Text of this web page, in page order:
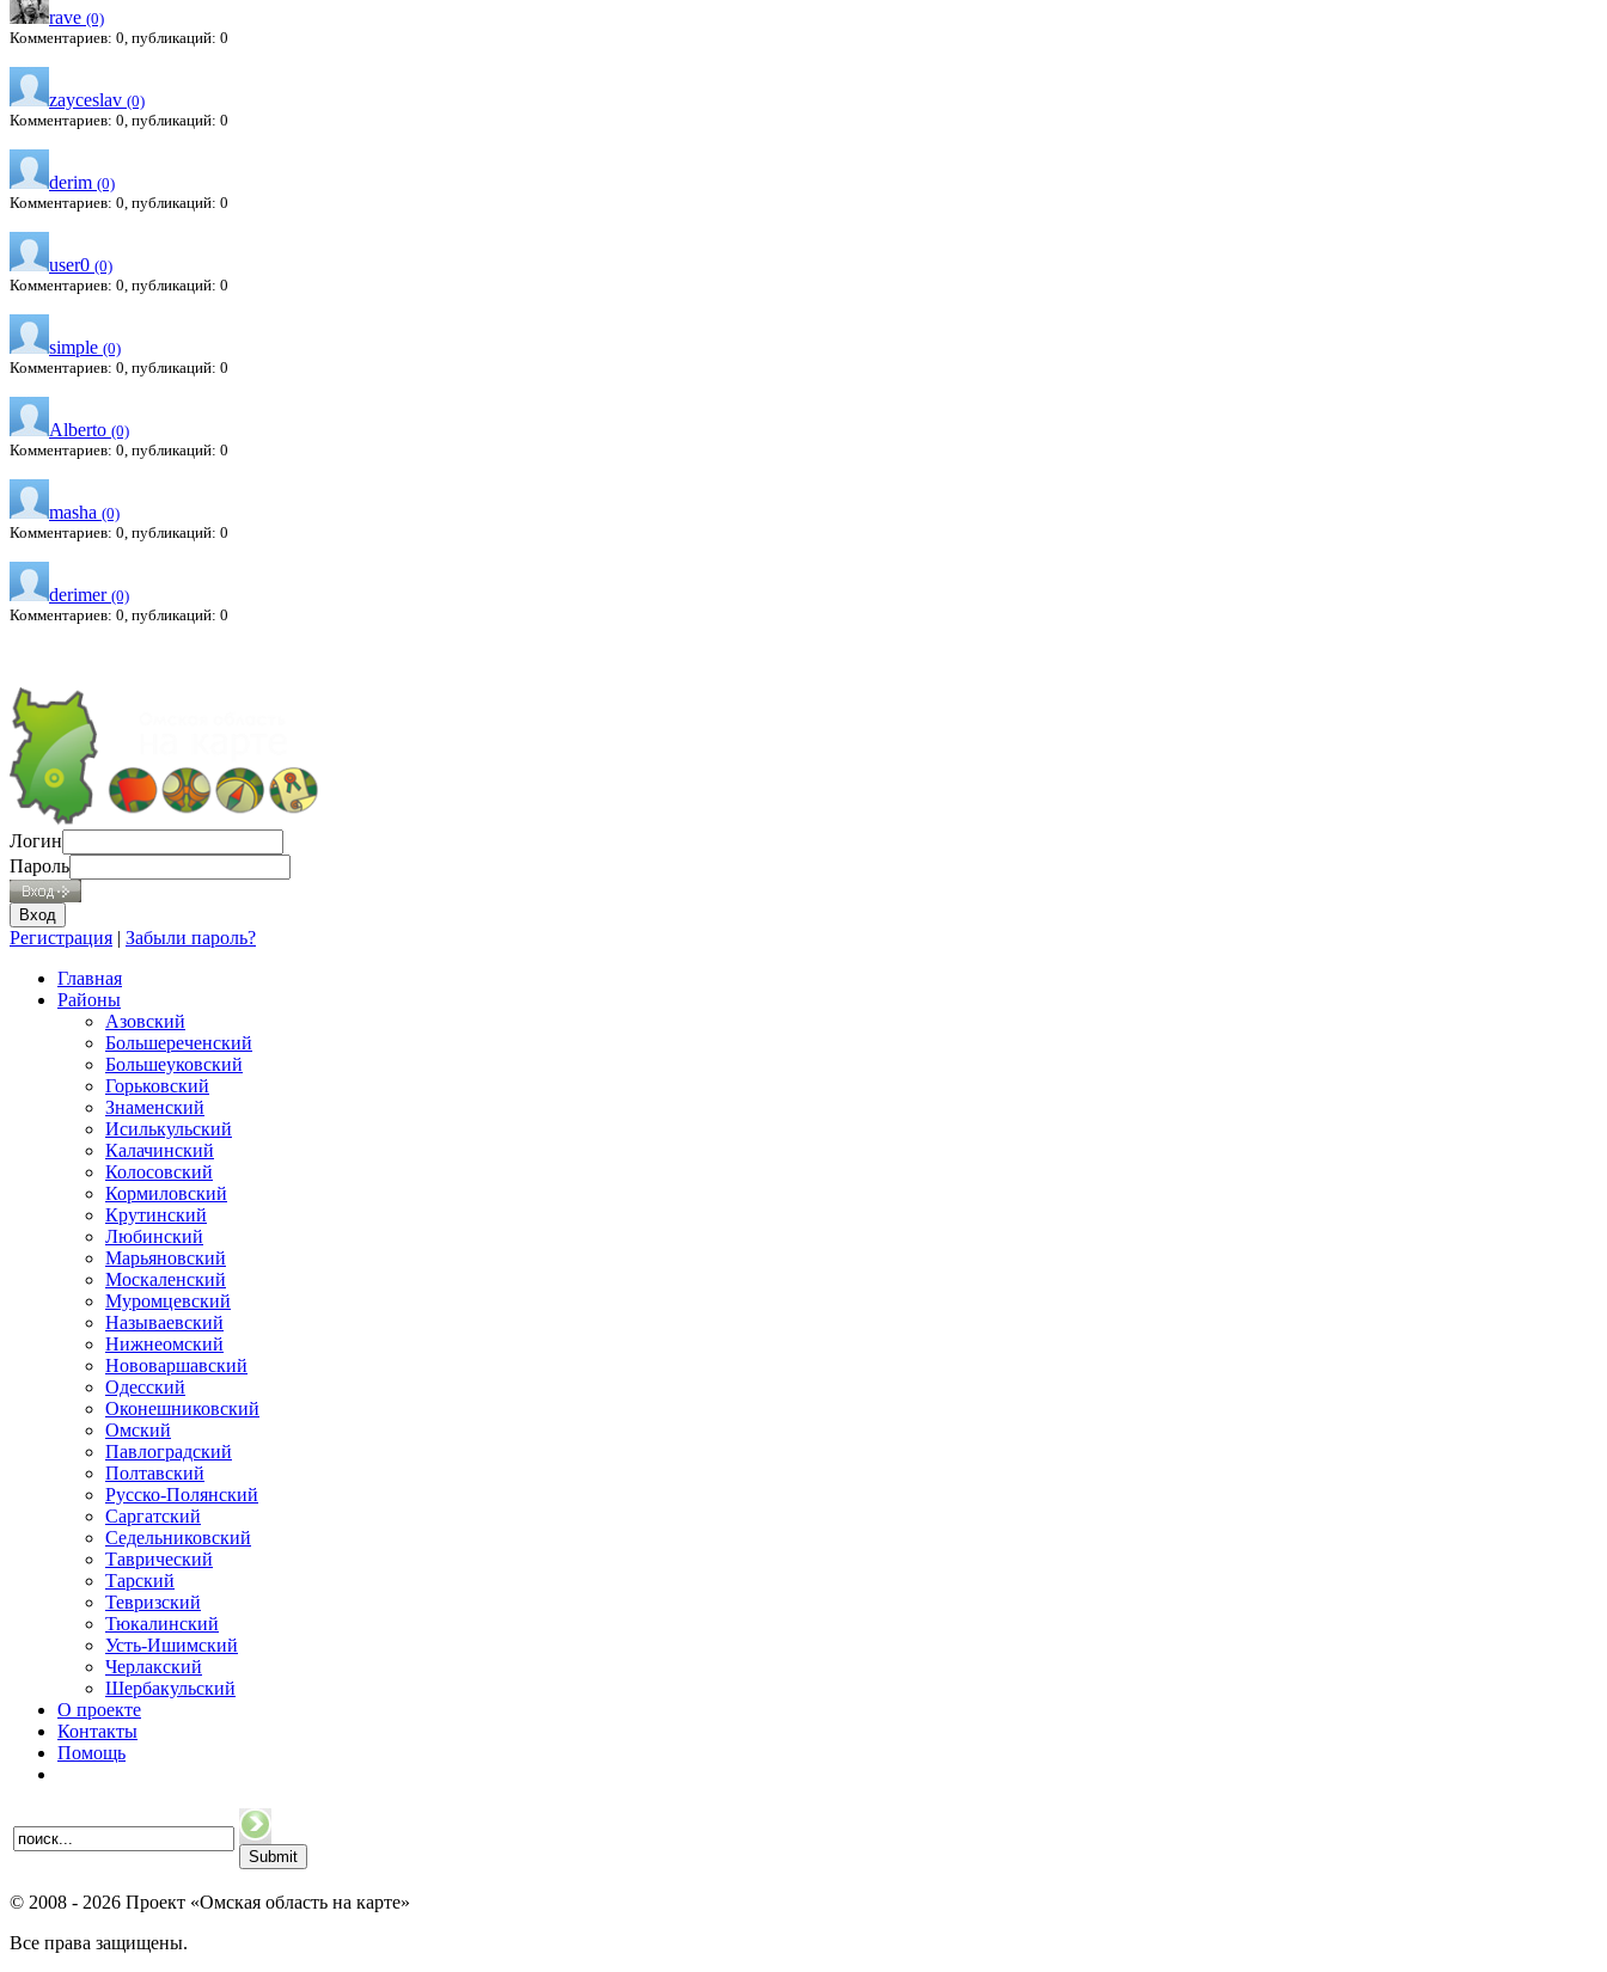
rave (0)
Комментариев: 0, публикаций: 0
zayceslav (0)
Комментариев: 0, публикаций: 0
derim (0)
Комментариев: 0, публикаций: 0
user0 (0)
Комментариев: 0, публикаций: 0
simple (0)
Комментариев: 0, публикаций: 0
Alberto (0)
Комментариев: 0, публикаций: 0
masha (0)
Комментариев: 0, публикаций: 0
derimer (0)
Комментариев: 0, публикаций: 0
Логин
Пароль
Регистрация | Забыли пароль?
Главная
Районы
Азовский
Большереченский
Большеуковский
Горьковский
Знаменский
Исилькульский
Калачинский
Колосовский
Кормиловский
Крутинский
Любинский
Марьяновский
Москаленский
Муромцевский
Называевский
Нижнеомский
Нововаршавский
Одесский
Оконешниковский
Омский
Павлоградский
Полтавский
Русско-Полянский
Саргатский
Седельниковский
Таврический
Тарский
Тевризский
Тюкалинский
Усть-Ишимский
Черлакский
Шербакульский
О проекте
Контакты
Помощь
© 2008 - 2026 Проект «Омская область на карте»
Все права защищены.